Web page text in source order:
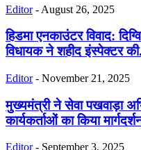
Editor - August 26, 2025
हिडमा एनकाउंटर विवाद:
विधायक ने शहीद इंस्पेक्टर
Editor - November 21, 2025
मुख्यमंत्री ने सेवा पखवाड़ा
कार्यकर्ताओं का किया
Editor - September 3, 2025